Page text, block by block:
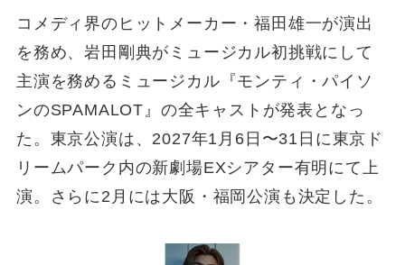
コメディ界のヒットメーカー・福田雄一が演出
を務め、岩田剛典がミュージカル初挑戦にして
主演を務めるミュージカル『モンティ・パイソ
ンのSPAMALOT』の全キャストが発表となっ
た。東京公演は、2027年1月6日〜31日に東京ド
リームパーク内の新劇場EXシアター有明にて上
演。さらに2月には大阪・福岡公演も決定した。